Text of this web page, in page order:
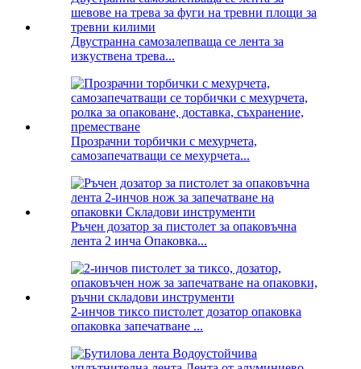
Двустранна самозалепваща се лента за
изкуствена трева...
Прозрачни торбички с мехурчета,
самозапечатващи се мехурчета...
Ръчен дозатор за пистолет за опаковъчна
лента 2 инча Опаковка...
2-инчов тиксо пистолет дозатор опаковка
опаковка запечатване ...